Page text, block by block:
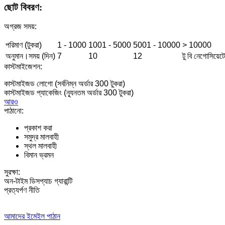
ছোট বিবরণ:
অগ্রজ সময়:
পরিমাণ (টুকরা) 1 - 1000 1001 - 5000 5001 - 10000 > 10000
অনুমান।সময় (দিন) 7 10 12
টু বি
কাস্টমাইজেশন:
কাস্টমাইজড লোগো (সর্বনিম্ন অর্ডার 300 টুকরা)
কাস্টমাইজড প্যাকেজিং (ন্যূনতম অর্ডার 300 টুকরা)
আরও
পাঠানো:
প্রকাশ করা
সমুদ্র মালবাহী
স্থল মালবাহী
বিমান ভ্রমন
সুরক্ষা:
অন-টাইম ডিসপ্যাচ গ্যারান্টি
প্রত্যর্পণ নীতি
আমাদের ইমেইল পাঠান